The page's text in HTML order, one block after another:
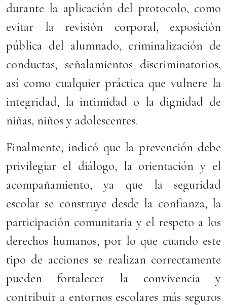
durante la aplicación del protocolo, como
evitar la revisión corporal, exposición
pública del alumnado, criminalización de
conductas, señalamientos discriminatorios,
así como cualquier práctica que vulnere la
integridad, la intimidad o la dignidad de
niñas, niños y adolescentes.
Finalmente, indicó que la prevención debe
privilegiar el diálogo, la orientación y el
acompañamiento, ya que la seguridad
escolar se construye desde la confianza, la
participación comunitaria y el respeto a los
derechos humanos, por lo que cuando este
tipo de acciones se realizan correctamente
pueden fortalecer la convivencia y
contribuir a entornos escolares más seguros